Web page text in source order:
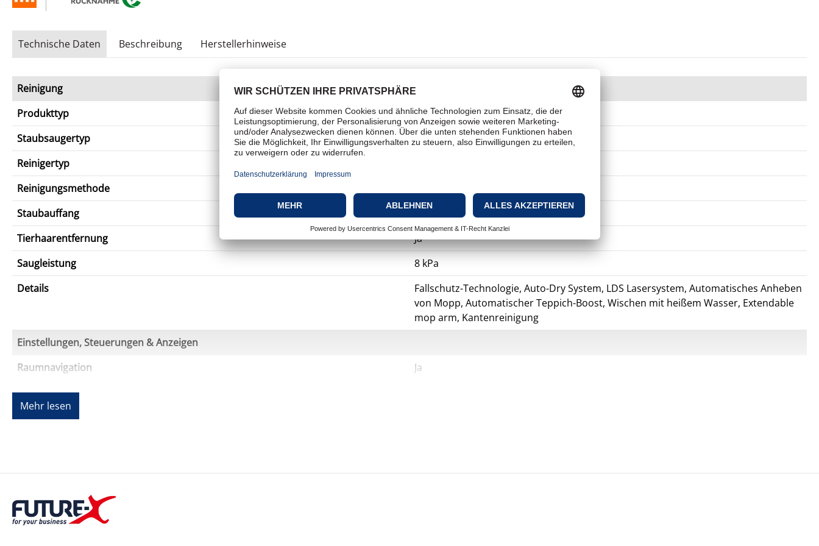
Technische Daten Beschreibung Herstellerhinweise
Reinigung
Produkttyp
Staubsauger
Staubsaugertyp
Universaleinsatz
Reinigertyp
Reinigungsmethode
Staubauffang
Tierhaarentfernung
Ja
Saugleistung
8 kPa
Details
Fallschutz-Technologie, Auto-Dry System, LDS Lasersystem, Automatisches Anheben
von Mopp, Automatischer Teppich-Boost, Wischen mit heißem Wasser, Extendable
mop arm, Kantenreinigung
Einstellungen, Steuerungen & Anzeigen
Raumnavigation
Ja
Smartphone-kompatibel
Internet der Dinge (IoT)
Intelligenter Assistent
Sprachgesteuert
Mehr lesen